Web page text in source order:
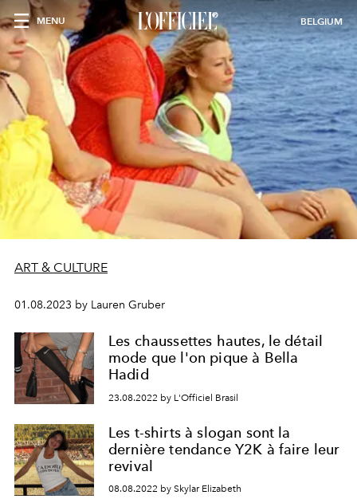
MENU BELGIUM
ART & CULTURE
01.08.2023 by Lauren Gruber
Les chaussettes hautes, le détail
mode que l'on pique à Bella
Hadid
23.08.2022 by L'Officiel Brasil
Les t-shirts à slogan sont la
dernière tendance Y2K à faire leur
revival
08.08.2022 by Skylar Elizabeth